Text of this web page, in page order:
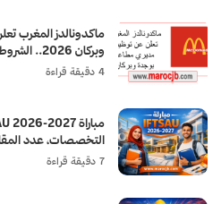
ماكدونالدز المغرب
وبركان 2026.. الشروط وطريقة التقديم
4 دقيقة قراءة
التخصصات، عدد
7 دقيقة قراءة